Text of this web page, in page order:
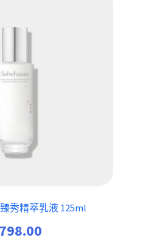
秀精萃乳液 125ml
798.00